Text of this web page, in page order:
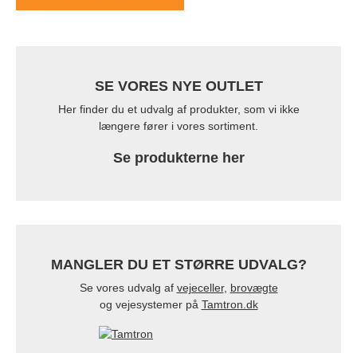
SE VORES NYE OUTLET
Her finder du et udvalg af produkter, som vi ikke
længere fører i vores sortiment.
Se produkterne her
MANGLER DU ET STØRRE UDVALG?
Se vores udvalg af vejeceller, brovægte
og vejesystemer på Tamtron.dk